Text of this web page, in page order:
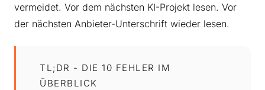
vermeidet. Vor dem nächsten KI-Projekt lesen. Vor
der nächsten Anbieter-Unterschrift wieder lesen.
TL;DR - DIE 10 FEHLER IM
ÜBERBLICK